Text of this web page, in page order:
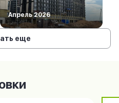
Апрель 2026
еще